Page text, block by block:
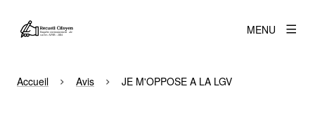
MENU
Accueil Avis JE M'OPPOSE A LA LGV